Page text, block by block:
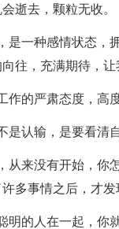
逝去，颗粒无收。
是一种感情状态，
往，充满期待，
作的严肃态度，高
是认输，是要看清
从来没有开始，你
多事情之后，才发
明的人在一起，你